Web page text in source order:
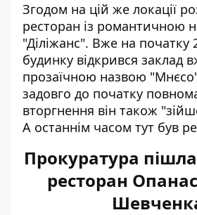
Згодом на цій же локації
ресторан із романтичною
"Діліжанс". Вже на початку
будинку відкрився заклад
прозаїчною назвою
задовго до початку
вторгнення він також
А останнім часом тут був
Прокуратура
ресторан